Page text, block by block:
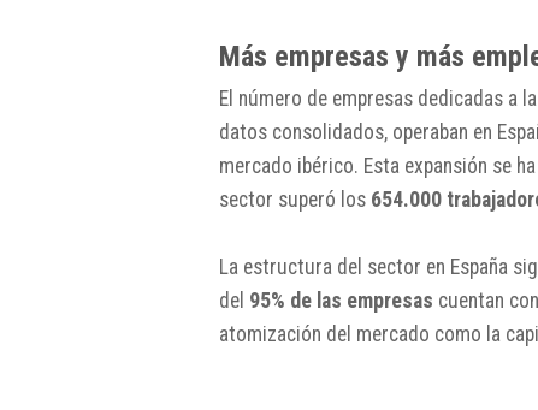
Más empresas y más
El número de empresas dedicadas a
datos consolidados, operaban en
mercado ibérico. Esta expansión se
sector superó los 654.000
La estructura del sector en España
del 95% de las empresas cuentan
atomización del mercado como la